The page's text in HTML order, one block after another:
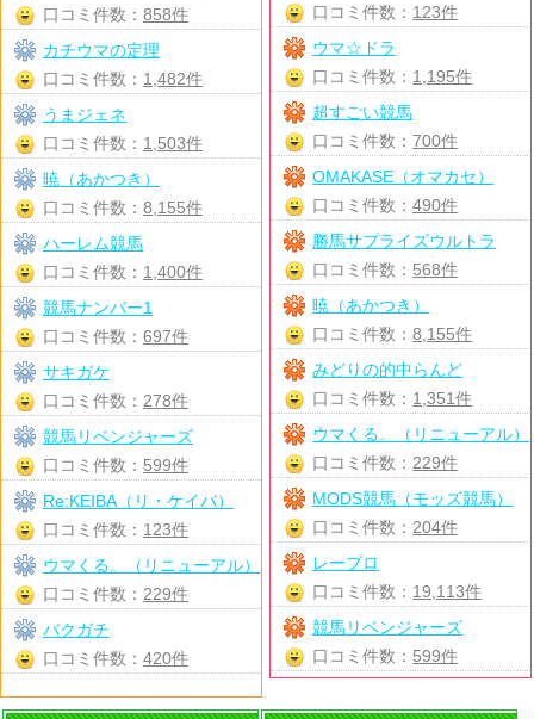
口コミ件数： 123件
ウマ☆ドラ
口コミ件数： 1,195件
超すごい競馬
口コミ件数：700件
OMAKASE（オマカセ）
口コミ件数：490件
勝馬サプライズウルトラ
口コミ件数： 568件
暁（あかつき）
口コミ件数：8,155件
みどりの的中らんど
口コミ件数： 1,351件
ウマくる。（リニューアル）
口コミ件数： 229件
MODS競馬（モッズ競馬）
口コミ件数： 204件
レープロ
口コミ件数： 19,113件
競馬リベンジャーズ
口コミ件数： 599件
口コミ件数： 858件
カチウマの定理
口コミ件数： 1,482件
うまジェネ
口コミ件数： 1,503件
暁（あかつき）
口コミ件数： 8,155件
ハーレム競馬
口コミ件数： 1,400件
競馬ナンバー1
口コミ件数： 697件
サキガケ
口コミ件数： 278件
競馬リベンジャーズ
口コミ件数： 599件
Re:KEIBA（リ・ケイバ）
口コミ件数： 123件
ウマくる。（リニューアル）
口コミ件数： 229件
バクガチ
口コミ件数： 420件